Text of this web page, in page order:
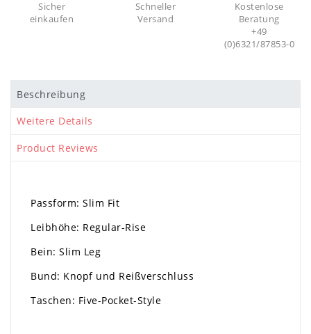
Sicher
einkaufen
Schneller
Versand
Kostenlose
Beratung
+49
(0)6321/87853-0
Beschreibung
Weitere Details
Product Reviews
Passform: Slim Fit
Leibhöhe: Regular-Rise
Bein: Slim Leg
Bund: Knopf und Reißverschluss
Taschen: Five-Pocket-Style